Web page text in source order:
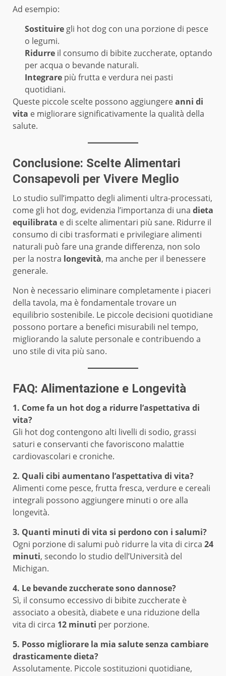
Ad esempio:
Sostituire gli hot dog con una porzione di pesce
o legumi.
Ridurre il consumo di bibite zuccherate, optando
per acqua o bevande naturali.
Integrare più frutta e verdura nei pasti
quotidiani.
Queste piccole scelte possono aggiungereanni di
vita e migliorare significativamente la qualità della
salute.
Conclusione: Scelte Alimentari
Consapevoli per Vivere Meglio
Lo studio sull’impatto degli alimenti ultra-processati,
come gli hot dog, evidenzia l’importanza di una dieta
equilibrata e di scelte alimentari più sane. Ridurre il
consumo di cibi trasformati e privilegiare alimenti
naturali può fare una grande differenza, non solo
per la nostra longevità, ma anche per il benessere
generale.
Non è necessario eliminare completamente i piaceri
della tavola, ma è fondamentale trovare un
equilibrio sostenibile. Le piccole decisioni quotidiane
possono portare a benefici misurabili nel tempo,
migliorando la salute personale e contribuendo a
uno stile di vita più sano.
FAQ: Alimentazione e Longevità
1. Come fa un hot dog a ridurre l’aspettativa di
vita?
Gli hot dog contengono alti livelli di sodio, grassi
saturi e conservanti che favoriscono malattie
cardiovascolari e croniche.
2. Quali cibi aumentano l’aspettativa di vita?
Alimenti come pesce, frutta fresca, verdure e cereali
integrali possono aggiungere minuti o ore alla
longevità.
3. Quanti minuti di vita si perdono con i salumi?
Ogni porzione di salumi può ridurre la vita di circa 24
minuti, secondo lo studio dell’Università del
Michigan.
4. Le bevande zuccherate sono dannose?
Sì, il consumo eccessivo di bibite zuccherate è
associato a obesità, diabete e una riduzione della
vita di circa 12 minuti per porzione.
5. Posso migliorare la mia salute senza cambiare
drasticamente dieta?
Assolutamente. Piccole sostituzioni quotidiane,